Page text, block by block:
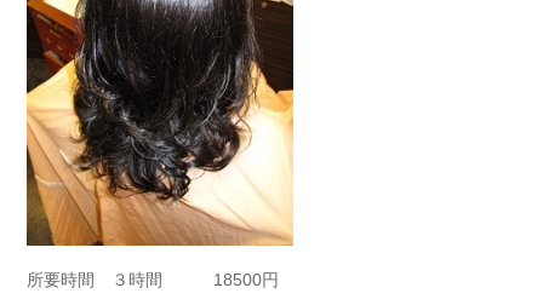
所要時間 ３時間 18500円